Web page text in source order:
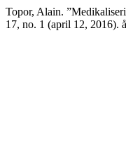
Topor, Alain.
17, no. 1 (april 12, 2016).